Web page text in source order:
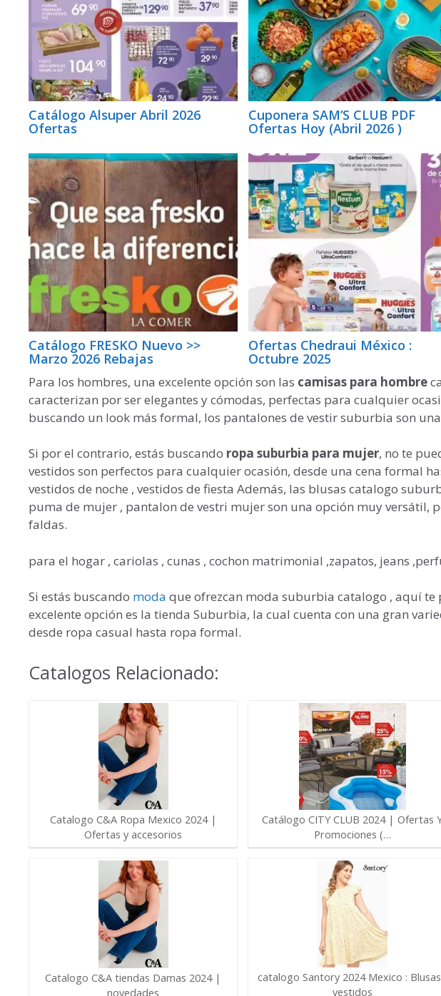
Catálogo Alsuper Abril 2026
Ofertas
Cuponera SAM’S CLUB PDF
Ofertas Hoy (Abril 2026 )
Catálogo FRESKO Nuevo >>
Marzo 2026 Rebajas
Ofertas Chedraui México :
Octubre 2025
Para los hombres, una excelente opción son las camisas para hombre
caracterizan por ser elegantes y cómodas, perfectas para cualquier
buscando un look más formal, los pantalones de vestir suburbia son
Si por el contrario, estás buscando ropa suburbia para mujer, no te
vestidos son perfectos para cualquier ocasión, desde una cena formal
vestidos de noche , vestidos de fiesta Además, las blusas catalogo
puma de mujer , pantalon de vestri mujer son una opción muy versátil,
faldas.
para el hogar , cariolas , cunas , cochon matrimonial ,zapatos, jeans
Si estás buscando moda que ofrezcan moda suburbia catalogo , aquí te
excelente opción es la tienda Suburbia, la cual cuenta con una gran
desde ropa casual hasta ropa formal.
Catalogos Relacionado:
Catalogo C&A Ropa Mexico 2024 |
Ofertas y accesorios
Catalogo C&A tiendas Damas 2024 |
novedades
Catálogo CITY CLUB 2024 | Ofertas
Promociones (…
catalogo Santory 2024 Mexico :
vestidos